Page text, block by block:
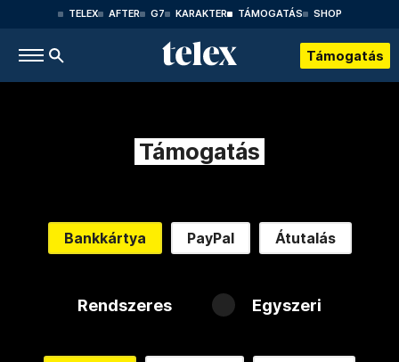
TELEX AFTER G7 KARAKTER TÁMOGATÁS SHOP
Támogatás
Támogatás
Bankkártya PayPal Átutalás
Rendszeres Egyszeri